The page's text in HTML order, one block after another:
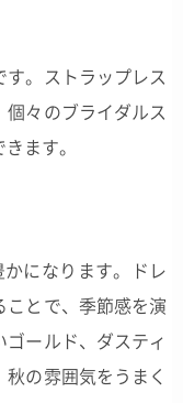
す。ストラップレス
々のブライダルス
ます。
になります。ドレ
ことで、季節感を演
ールド、ダスティ
の雰囲気をうまく